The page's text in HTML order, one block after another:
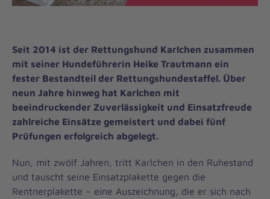
Seit 2014 ist der Rettungshund Karlchen zusammen
mit seiner Hundeführerin Heike Trautmann ein
fester Bestandteil der Rettungshundestaffel. Über
neun Jahre hinweg hat Karlchen mit
beeindruckender Zuverlässigkeit und Einsatzfreude
zahlreiche Einsätze gemeistert und dabei fünf
Prüfungen erfolgreich abgelegt.
Nun, mit zwölf Jahren, tritt Karlchen in den Ruhestand
und tauscht seine Einsatzplakette gegen die
Rentnerplakette – eine Auszeichnung, die er sich nach